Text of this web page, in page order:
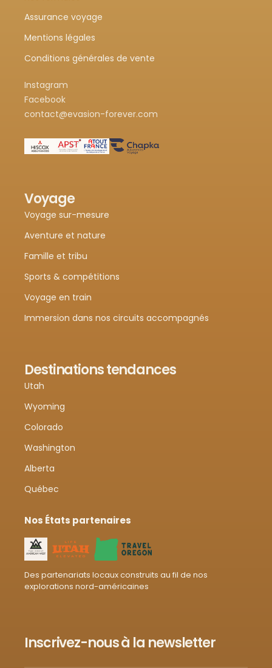
Assurance voyage
Mentions légales
Conditions générales de vente
Instagram
Facebook
contact@evasion-forever.com
Voyage
Voyage sur-mesure
Aventure et nature
Famille et tribu
Sports & compétitions
Voyage en train
Immersion dans nos circuits accompagnés
Destinations tendances
Utah
Wyoming
Colorado
Washington
Alberta
Québec
Nos États partenaires
Des partenariats locaux construits au fil de nos
explorations nord-américaines
Inscrivez-nous à la newsletter